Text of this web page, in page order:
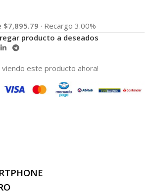
$7,895.79 · Recargo 3.00%
producto a deseados
viendo este producto ahora!